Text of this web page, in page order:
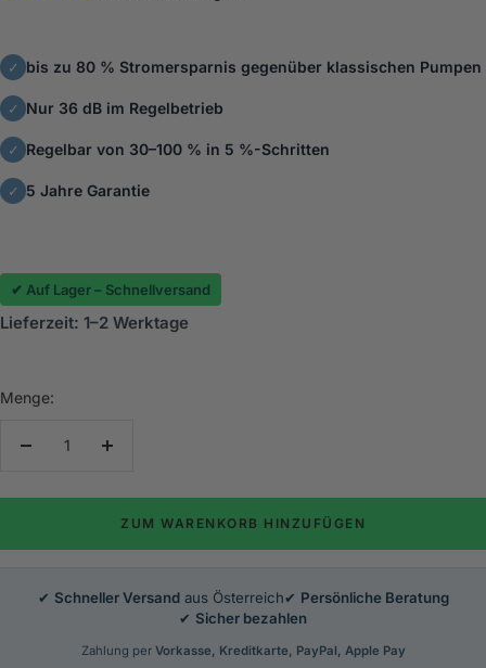
✓ bis zu 80 % Stromersparnis gegenüber klassischen Pumpen
✓ Nur 36 dB im Regelbetrieb
✓ Regelbar von 30–100 % in 5 %-Schritten
✓ 5 Jahre Garantie
✔ Auf Lager – Schnellversand
Lieferzeit: 1–2 Werktage
Menge:
Menge
Menge
ZUM WARENKORB HINZUFÜGEN
✔ Schneller Versandaus Österreich✔ Persönliche Beratung
✔ Sicher bezahlen
Zahlung per Vorkasse, Kreditkarte, PayPal, Apple Pay